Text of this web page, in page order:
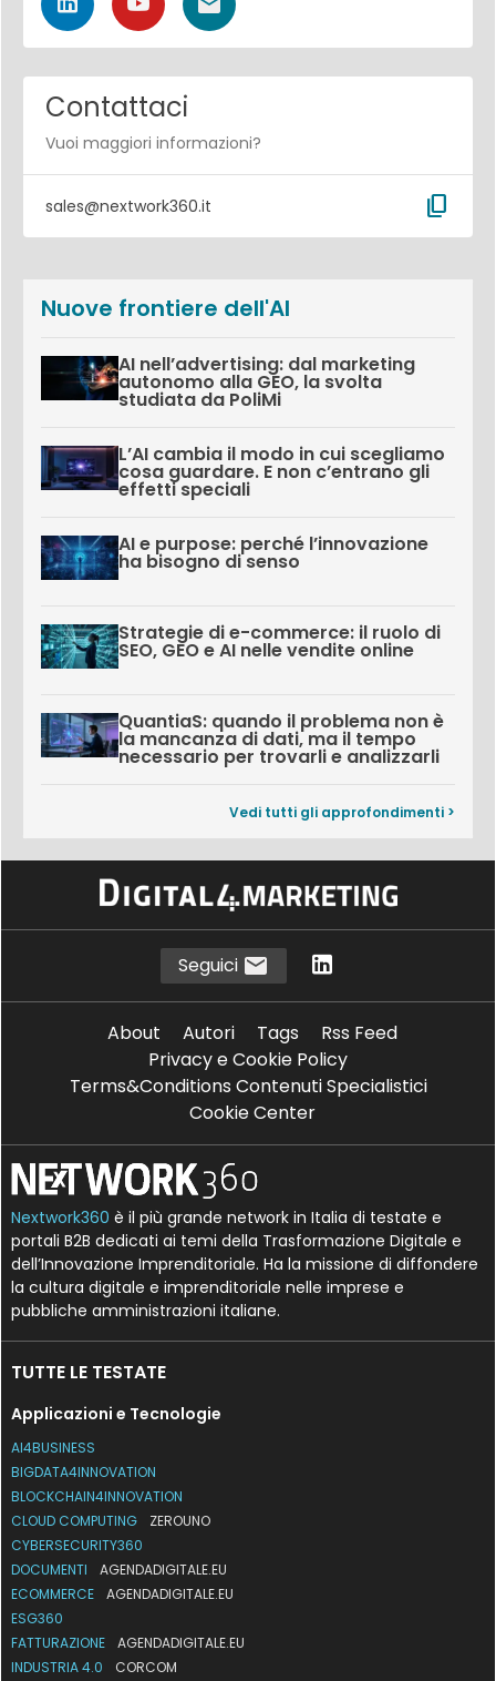
Contattaci
Vuoi maggiori informazioni?
sales@nextwork360.it content_copy
Nuove frontiere dell'AI
AI nell’advertising: dal marketing
autonomo alla GEO, la svolta
studiata da PoliMi
L’AI cambia il modo in cui scegliamo
cosa guardare. E non c’entrano gli
effetti speciali
AI e purpose: perché l’innovazione
ha bisogno di senso
Strategie di e-commerce: il ruolo di
SEO, GEO e AI nelle vendite online
QuantiaS: quando il problema non è
la mancanza di dati, ma il tempo
necessario per trovarli e analizzarli
Vedi tutti gli approfondimenti >
Seguici
About Autori Tags
Rss Feed
Privacy e Cookie Policy
Terms&Conditions Contenuti Specialistici
Cookie Center
Nextwork360 è il più grande network in Italia di testate e
portali B2B dedicati ai temi della Trasformazione Digitale e
dell’Innovazione Imprenditoriale. Ha la missione di diffondere
la cultura digitale e imprenditoriale nelle imprese e
pubbliche amministrazioni italiane.
TUTTE LE TESTATE
Applicazioni e Tecnologie
AI4BUSINESS
BIGDATA4INNOVATION
BLOCKCHAIN4INNOVATION
CLOUD COMPUTING
ZEROUNO
CYBERSECURITY360
DOCUMENTI
AGENDADIGITALE.EU
ECOMMERCE
AGENDADIGITALE.EU
ESG360
FATTURAZIONE
AGENDADIGITALE.EU
INDUSTRIA 4.0
CORCOM